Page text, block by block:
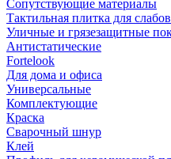
Сопутствующие материалы
Тактильная плитка для
Уличные и грязезащитные
Антистатические
Fortelook
Для дома и офиса
Универсальные
Комплектующие
Краска
Сварочный шнур
Клей